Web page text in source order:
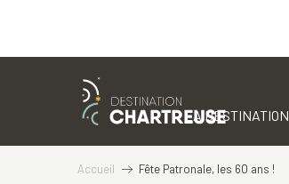
LA DESTINATION
Accueil Fête Patronale, les 60 ans !